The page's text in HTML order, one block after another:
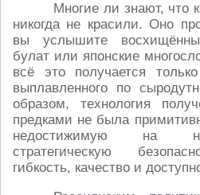
Многие ли знают, что
никогда не красили. Оно
вы услышите
булат или японские
всё это получается
выплавленного по
образом, технология
предками не была
недостижимую на
стратегическую
гибкость, качество и